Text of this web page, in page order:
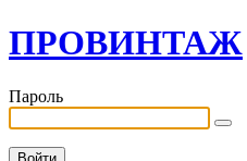
ПРОВИНТАЖ
Пароль